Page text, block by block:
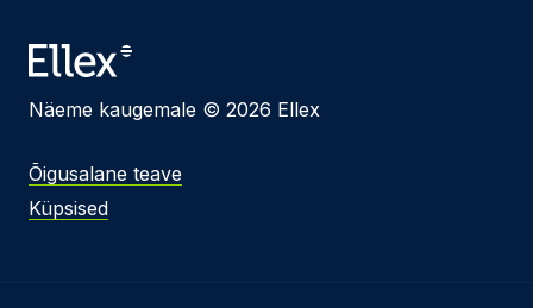
Näeme kaugemale © 2026 Ellex
Õigusalane teave
Küpsised